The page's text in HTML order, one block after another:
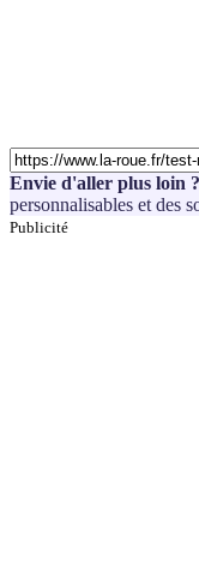
Envie d'aller plus loin ?
personnalisables et des
Publicité